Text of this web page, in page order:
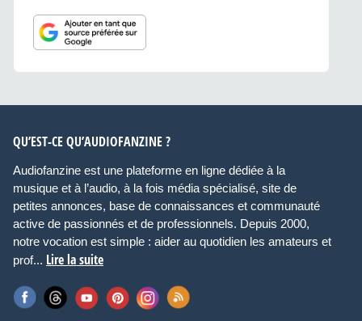
QU’EST-CE QU’AUDIOFANZINE ?
Audiofanzine est une plateforme en ligne dédiée à la
musique et à l’audio, à la fois média spécialisé, site de
petites annonces, base de connaissances et communauté
active de passionnés et de professionnels. Depuis 2000,
notre vocation est simple : aider au quotidien les amateurs et
prof... Lire la suite